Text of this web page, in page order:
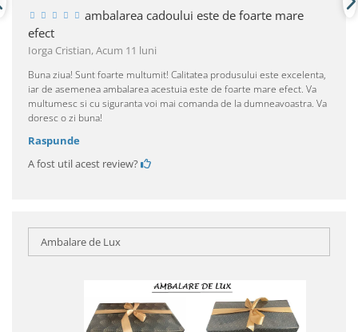
ambalarea cadoului este de foarte mare
efect
Iorga Cristian,Acum 11 luni
Buna ziua! Sunt foarte multumit! Calitatea produsului este excelenta,
iar de asemenea ambalarea acestuia este de foarte mare efect. Va
multumesc si cu siguranta voi mai comanda de la dumneavoastra. Va
doresc o zi buna!
Raspunde
A fost util acest review?
Ambalare de Lux